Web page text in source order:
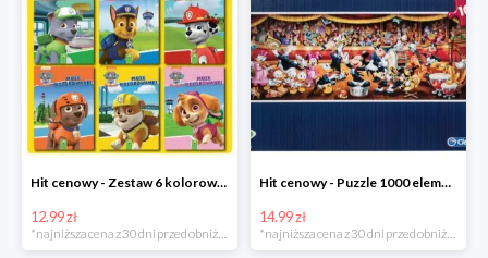
Hit cenowy - Zestaw 6 kolorowanek
12.99 zł
Hit cenowy - Puzzle 1000 elementów
14.99 zł